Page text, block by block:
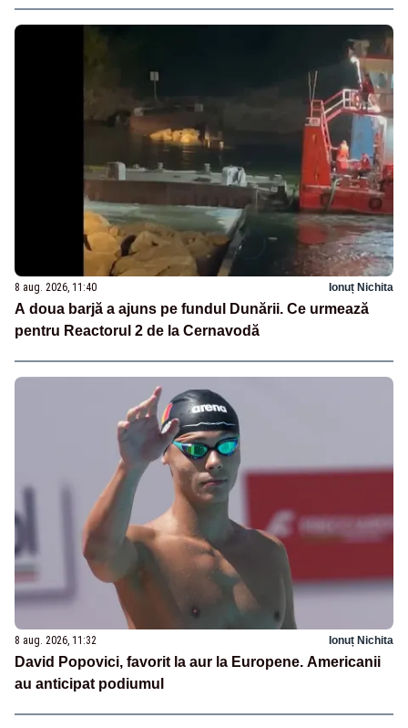
8 aug. 2026, 11:40 Ionuț Nichita
A doua barjă a ajuns pe fundul Dunării. Ce urmează
pentru Reactorul 2 de la Cernavodă
8 aug. 2026, 11:32 Ionuț Nichita
David Popovici, favorit la aur la Europene. Americanii
au anticipat podiumul